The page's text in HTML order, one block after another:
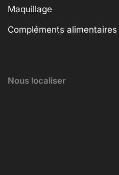
Maquillage
Compléments alimentaires
Nous localiser